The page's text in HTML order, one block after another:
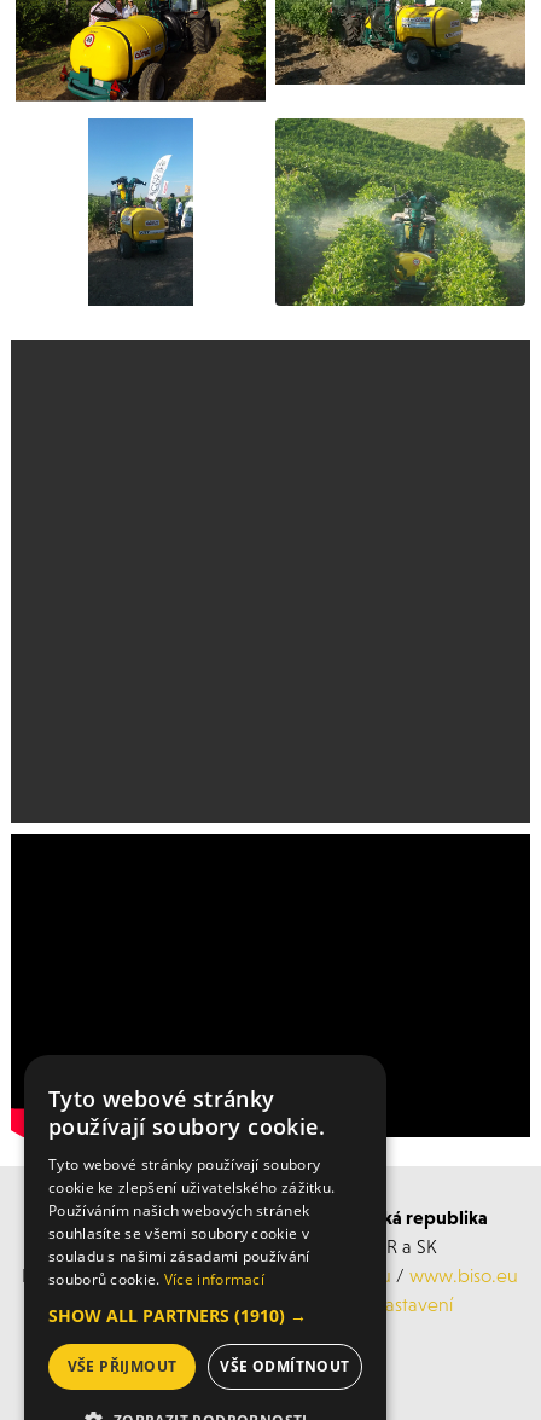
BISO SCHRATTENECKER Česká a Slovenská republika
Obchodní s servisní střediska po ČR a SK
Mobil: +420 606 183 360, Email:
info@biso.eu /www.biso.eu
Cookies nastavení
© 2026 Biso
Tyto webové stránky
používají soubory cookie.
Tyto webové stránky používají soubory
cookie ke zlepšení uživatelského zážitku.
Používáním našich webových stránek
souhlasíte se všemi soubory cookie v
souladu s našimi zásadami používání
souborů cookie. Více informací
SHOW ALL PARTNERS (1910) →
VŠE PŘIJMOUT VŠE ODMÍTNOUT